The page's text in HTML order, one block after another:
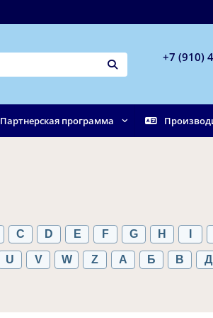
+7 (910)
Партнерская программа
C D E F G H
U V W Z А Б В Д